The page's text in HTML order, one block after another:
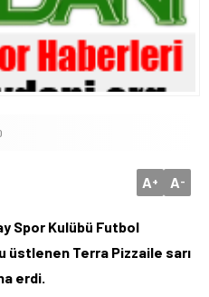
A+ A-
Spor Kulübü Futbol
üstlenen Terra Pizzaile sarı
erdi.